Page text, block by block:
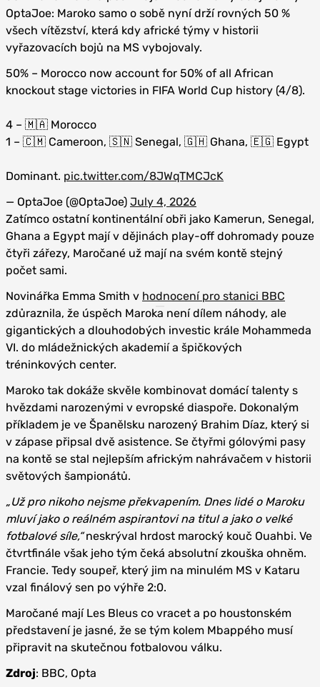
OptaJoe: Maroko samo o sobě nyní drží rovných 50 %
všech vítězství, která kdy africké týmy v historii
vyřazovacích bojů na MS vybojovaly.
50% – Morocco now account for 50% of all African
knockout stage victories in FIFA World Cup history (4/8).
4 – 🇲🇦 Morocco
1 – 🇨🇲 Cameroon, 🇸🇳 Senegal, 🇬🇭 Ghana, 🇪🇬 Egypt
Dominant. pic.twitter.com/8JWqTMCJcK
— OptaJoe (@OptaJoe) July 4, 2026
Zatímco ostatní kontinentální obři jako Kamerun, Senegal,
Ghana a Egypt mají v dějinách play-off dohromady pouze
čtyři zářezy, Maročané už mají na svém kontě stejný
počet sami.
Novinářka Emma Smith v hodnocení pro stanici BBC
zdůraznila, že úspěch Maroka není dílem náhody, ale
gigantických a dlouhodobých investic krále Mohammeda
VI. do mládežnických akademií a špičkových
tréninkových center.
Maroko tak dokáže skvěle kombinovat domácí talenty s
hvězdami narozenými v evropské diaspoře. Dokonalým
příkladem je ve Španělsku narozený Brahim Díaz, který si
v zápase připsal dvě asistence. Se čtyřmi gólovými pasy
na kontě se stal nejlepším africkým nahrávačem v historii
světových šampionátů.
„Už pro nikoho nejsme překvapením. Dnes lidé o Maroku
mluví jako o reálném aspirantovi na titul a jako o velké
fotbalové síle,“neskrýval hrdost marocký kouč Ouahbi. Ve
čtvrtfinále však jeho tým čeká absolutní zkouška ohněm.
Francie. Tedy soupeř, který jim na minulém MS v Kataru
vzal finálový sen po výhře 2:0.
Maročané mají Les Bleus co vracet a po houstonském
představení je jasné, že se tým kolem Mbappého musí
připravit na skutečnou fotbalovou válku.
Zdroj: BBC, Opta